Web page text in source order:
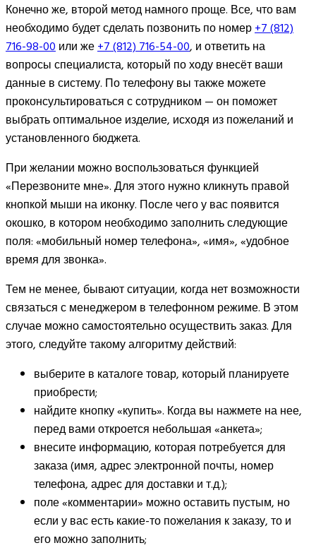
Конечно же, второй метод намного проще. Все, что вам
необходимо будет сделать позвонить по номер+7 (812)
716-98-00или же+7 (812) 716-54-00, и ответить на
вопросы специалиста, который по ходу внесёт ваши
данные в систему. По телефону вы также можете
проконсультироваться с сотрудником — он поможет
выбрать оптимальное изделие, исходя из пожеланий и
установленного бюджета.
При желании можно воспользоваться функцией
«Перезвоните мне». Для этого нужно кликнуть правой
кнопкой мыши на иконку. После чего у вас появится
окошко, в котором необходимо заполнить следующие
поля: «мобильный номер телефона», «имя», «удобное
время для звонка».
Тем не менее, бывают ситуации, когда нет возможности
связаться с менеджером в телефонном режиме. В этом
случае можно самостоятельно осуществить заказ. Для
этого, следуйте такому алгоритму действий:
выберите в каталоге товар, который планируете
приобрести;
найдите кнопку «купить». Когда вы нажмете на нее,
перед вами откроется небольшая «анкета»;
внесите информацию, которая потребуется для
заказа (имя, адрес электронной почты, номер
телефона, адрес для доставки и т.д.);
поле «комментарии» можно оставить пустым, но
если у вас есть какие-то пожелания к заказу, то и
его можно заполнить;